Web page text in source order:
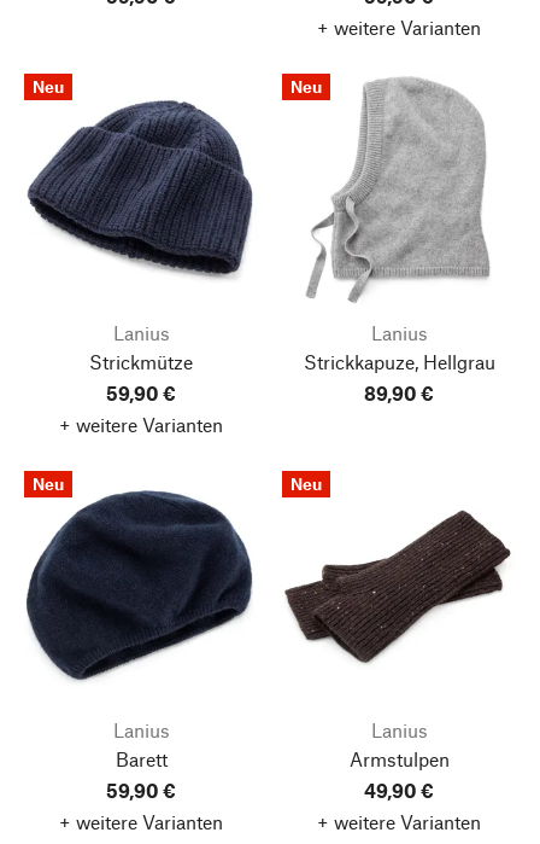
+ weitere Varianten
Neu
Lanius
Strickmütze
59,90 €
+ weitere Varianten
Neu
Lanius
Strickkapuze, Hellgrau
89,90 €
Neu
Lanius
Barett
59,90 €
+ weitere Varianten
Neu
Lanius
Armstulpen
49,90 €
+ weitere Varianten